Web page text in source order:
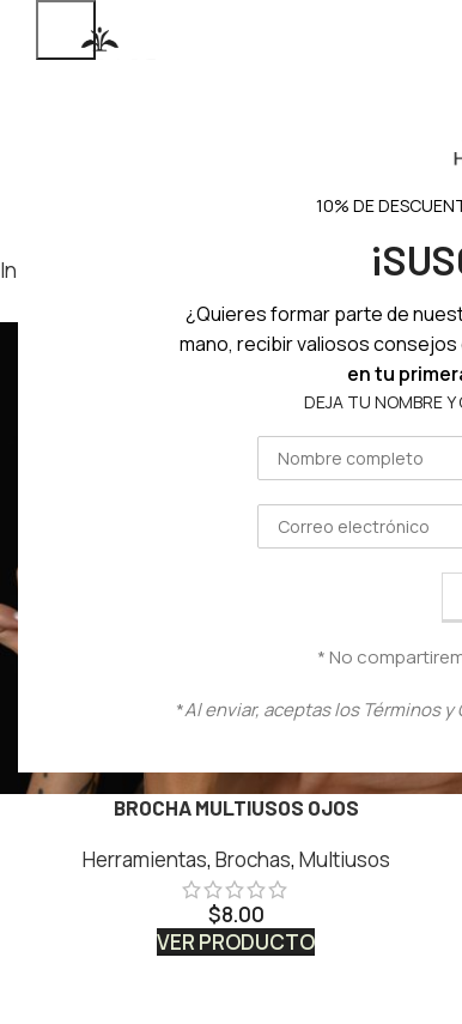
10% DE
¿Quieres formar parte de
mano, recibir valiosos
en tu
DEJA TU NOMBRE Y
* No
*Al enviar, aceptas los Términos
Inicio
BROCHA MULTIUSOS OJOS
Herramientas, Brochas, Multiusos
$8.00
VER PRODUCTO